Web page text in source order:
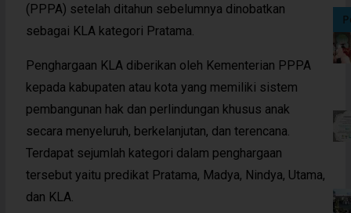
(PPPA) setelah ditahun sebelumnya dinobatkan
sebagai KLA kategori Pratama.
Penghargaan KLA diberikan oleh Kementerian PPPA
kepada kabupaten atau kota yang memiliki sistem
pembangunan hak dan perlindungan khusus anak
secara menyeluruh, berkelanjutan, dan terencana.
Terdapat sejumlah kategori dalam penghargaan
tersebut yaitu predikat Pratama, Madya, Nindya, Utama,
dan KLA.